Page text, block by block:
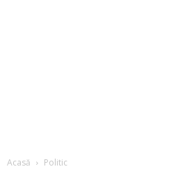
Acasă Politic